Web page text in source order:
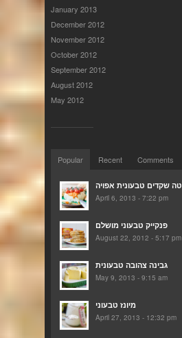
January 2013
December 2012
November 2012
October 2012
September 2012
August 2012
May 2012
Popular Recent Comments
April 6, 2013 - 7:22 pm
פנקייק טבעוני מושלם
August 22, 2012 - 5:17 pm
גבינה צהובה טבעונית
May 9, 2013 - 9:15 am
מיונז טבעוני
April 27, 2013 - 12:32 pm